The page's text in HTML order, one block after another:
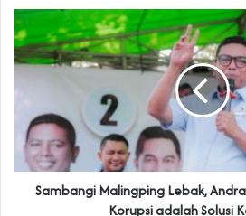
Sambangi Malingping Lebak,
Korupsi adalah Solusi